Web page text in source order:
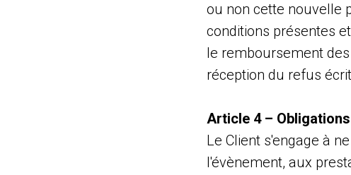
ou non cette nouvelle
conditions présentes
le remboursement
réception du refus
Article 4 –
Le Client s'engage à
l'évènement, aux